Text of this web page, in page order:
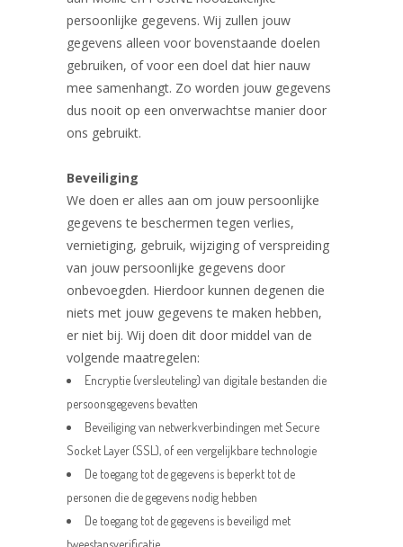
persoonlijke gegevens. Wij zullen jouw
gegevens alleen voor bovenstaande doelen
gebruiken, of voor een doel dat hier nauw
mee samenhangt. Zo worden jouw gegevens
dus nooit op een onverwachtse manier door
ons gebruikt.
Beveiliging
We doen er alles aan om jouw persoonlijke
gegevens te beschermen tegen verlies,
vernietiging, gebruik, wijziging of verspreiding
van jouw persoonlijke gegevens door
onbevoegden. Hierdoor kunnen degenen die
niets met jouw gegevens te maken hebben,
er niet bij. Wij doen dit door middel van de
volgende maatregelen:
Encryptie (versleuteling) van digitale bestanden die
persoonsgegevens bevatten
Beveiliging van netwerkverbindingen met Secure
Socket Layer (SSL), of een vergelijkbare technologie
De toegang tot de gegevens is beperkt tot de
personen die de gegevens nodig hebben
De toegang tot de gegevens is beveiligd met
tweestapsverificatie